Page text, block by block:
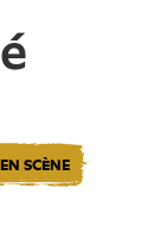
SCÈNE